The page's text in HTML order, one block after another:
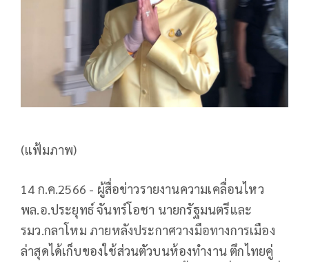
(แฟ้มภาพ)
14 ก.ค.2566 - ผู้สื่อข่าวรายงานความเคลื่อนไหว
พล.อ.ประยุทธ์ จันทร์โอชา นายกรัฐมนตรีและ
รมว.กลาโหม ภายหลังประกาศวางมือทางการเมือง
ล่าสุดได้เก็บของใช้ส่วนตัวบนห้องทำงาน ตึกไทยคู่